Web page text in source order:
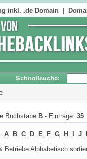
inkl. .de Domain
Schnellsuche:
Buchstabe B - Einträge: 35
A B C D E F G H J
Betriebe Alphabetisch